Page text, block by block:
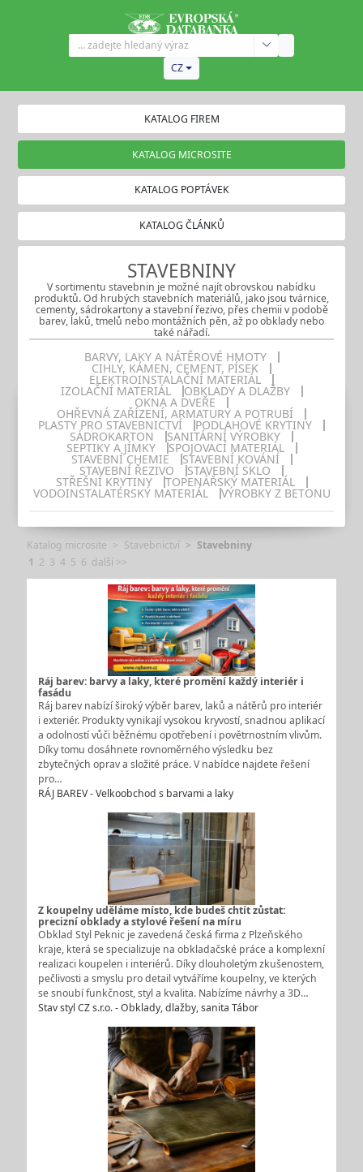
CZ
KATALOG FIREM
KATALOG MICROSITE
KATALOG POPTÁVEK
KATALOG ČLÁNKŮ
STAVEBNINY
V sortimentu stavebnin je možné najít obrovskou nabídku
produktů. Od hrubých stavebních materiálů, jako jsou tvárnice,
cementy, sádrokartony a stavební řezivo, přes chemii v podobě
barev, laků, tmelů nebo montážních pěn, až po obklady nebo
také nářadí.
BARVY, LAKY A NÁTĚROVÉ HMOTY
CIHLY, KÁMEN, CEMENT, PÍSEK
ELEKTROINSTALAČNÍ MATERIÁL
IZOLAČNÍ MATERIÁL OBKLADY A DLAŽBY
OKNA A DVEŘE
OHŘEVNÁ ZAŘÍZENÍ, ARMATURY A POTRUBÍ
PLASTY PRO STAVEBNICTVÍ PODLAHOVÉ KRYTINY
SÁDROKARTON SANITÁRNÍ VÝROBKY
SEPTIKY A JÍMKY SPOJOVACÍ MATERIÁL
STAVEBNÍ CHEMIE STAVEBNÍ KOVÁNÍ
STAVEBNÍ ŘEZIVO STAVEBNÍ SKLO
STŘEŠNÍ KRYTINY TOPENÁŘSKÝ MATERIÁL
VODOINSTALATÉRSKÝ MATERIÁL VÝROBKY Z BETONU
Katalog microsite Stavebnictví
Stavebniny
1 2 3 4 5 6 další >>
Ráj barev: barvy a laky, které promění každý interiér i
fasádu
Ráj barev nabízí široký výběr barev, laků a nátěrů pro interiér
i exteriér. Produkty vynikají vysokou kryvostí, snadnou aplikací
a odolností vůči běžnému opotřebení i povětrnostním vlivům.
Díky tomu dosáhnete rovnoměrného výsledku bez
zbytečných oprav a složité práce. V nabídce najdete řešení
pro…
RÁJ BAREV - Velkoobchod s barvami a laky
Z koupelny uděláme místo, kde budeš chtít zůstat:
precizní obklady a stylové řešení na míru
Obklad Styl Peknic je zavedená česká firma z Plzeňského
kraje, která se specializuje na obkladačské práce a komplexní
realizaci koupelen i interiérů. Díky dlouholetým zkušenostem,
pečlivosti a smyslu pro detail vytváříme koupelny, ve kterých
se snoubí funkčnost, styl a kvalita. Nabízíme návrhy a 3D…
Stav styl CZ s.r.o. - Obklady, dlažby, sanita Tábor